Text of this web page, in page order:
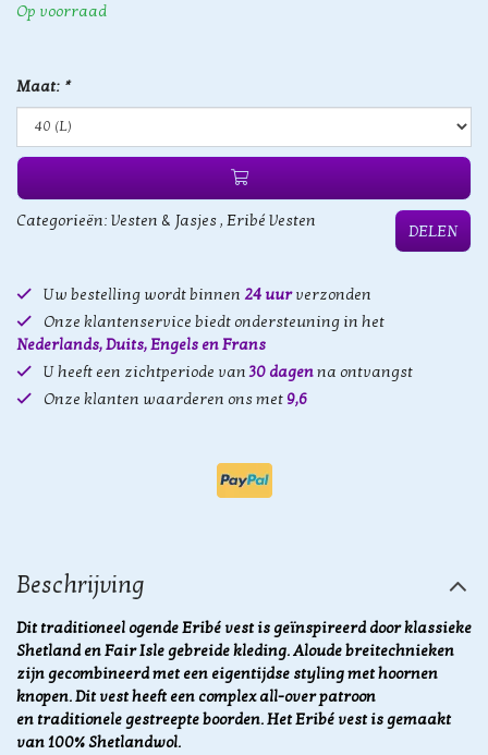
Op voorraad
Maat: *
Categorieën: Vesten & Jasjes, Eribé Vesten
DELEN
Uw bestelling wordt binnen 24 uurverzonden
Onze klantenservice biedt ondersteuning in het
Nederlands, Duits, Engels en Frans
U heeft een zichtperiode van30 dagenna ontvangst
Onze klanten waarderen ons met 9,6
Beschrijving
Dit traditioneel ogende Eribé vest is geïnspireerd door klassieke
Shetland en Fair Isle gebreide kleding. Aloude breitechnieken
zijn gecombineerd met een eigentijdse styling met hoornen
knopen. Dit vest heeft een complex all-over patroon
en traditionele gestreepte boorden. Het Eribé vest is gemaakt
van 100% Shetlandwol.